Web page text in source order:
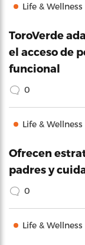
Life & Wellness
ToroVerde
el acceso de
funcional
0
Life & Wellness
Ofrecen
padres y
0
Life & Wellness